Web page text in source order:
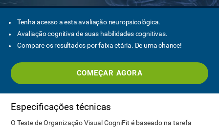
Tenha acesso a esta avaliação neuropsicológica.
Avaliação cognitiva de suas habilidades cognitivas.
Compare os resultados por faixa etária. De uma chance!
COMEÇAR AGORA
Especificações técnicas
O Teste de Organização Visual CogniFit é baseado na tarefa